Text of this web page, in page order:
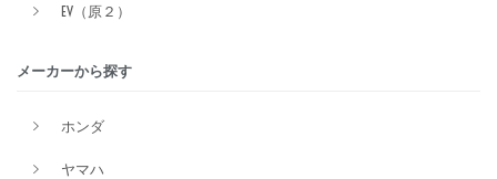
EV（原２）
メーカーから探す
ホンダ
ヤマハ